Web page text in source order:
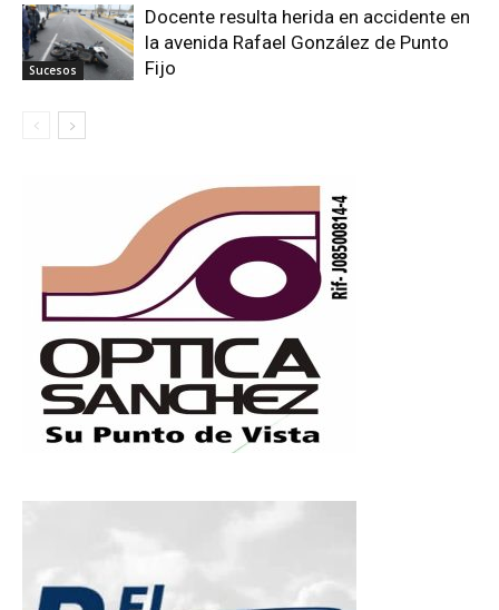
Sucesos
Docente resulta herida en accidente en
la avenida Rafael González de Punto
Fijo